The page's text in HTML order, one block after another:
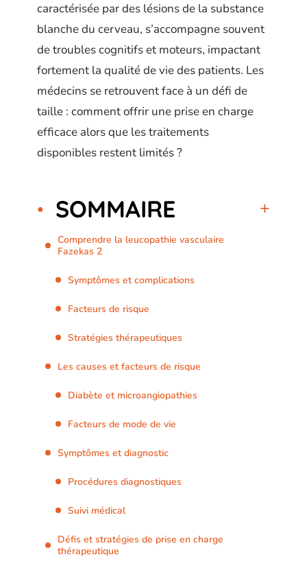
caractérisée par des lésions de la substance
blanche du cerveau, s’accompagne souvent
de troubles cognitifs et moteurs, impactant
fortement la qualité de vie des patients. Les
médecins se retrouvent face à un défi de
taille : comment offrir une prise en charge
efficace alors que les traitements
disponibles restent limités ?
SOMMAIRE
Comprendre la leucopathie vasculaire
Fazekas 2
Symptômes et complications
Facteurs de risque
Stratégies thérapeutiques
Les causes et facteurs de risque
Diabète et microangiopathies
Facteurs de mode de vie
Symptômes et diagnostic
Procédures diagnostiques
Suivi médical
Défis et stratégies de prise en charge
thérapeutique